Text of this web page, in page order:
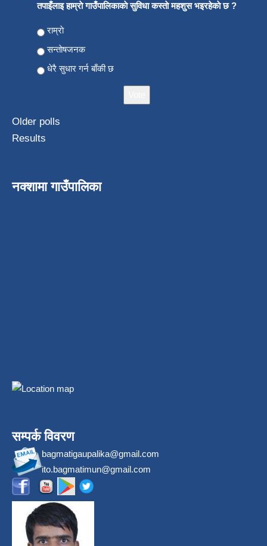
तपाइँलाइ हाम्राे गाउँपालिकाकाे सुविधा कस्ताे महशुस भइरहेकाे छ ?
Choices
राम्राे
सन्ताेषजनक
धेरै सुधार गर्न बाँकी छ
Older polls
Results
नक्शामा गाउँपालिका
सम्पर्क विवरण
bagmatigaupalika@gmail.com
ito.bagmatimun@gmail.com